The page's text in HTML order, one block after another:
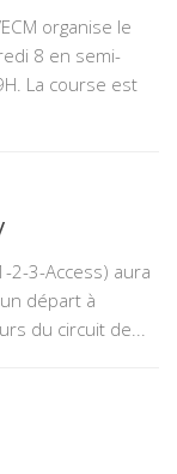
organise le
8 en semi-
La course est
2-3-Access) aura
départ à
du circuit de...